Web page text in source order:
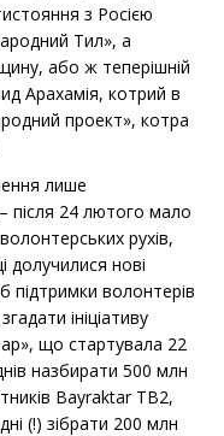
з Росією
Тил», а
або ж теперішній
Арахамія, котрий в
проект», котра
лише
після 24 лютого мало
рухів,
нові
волонтерів
ініціативу
що стартувала 22
назбирати 500 млн
Bayraktar TB2,
(!) зібрати 200 млн